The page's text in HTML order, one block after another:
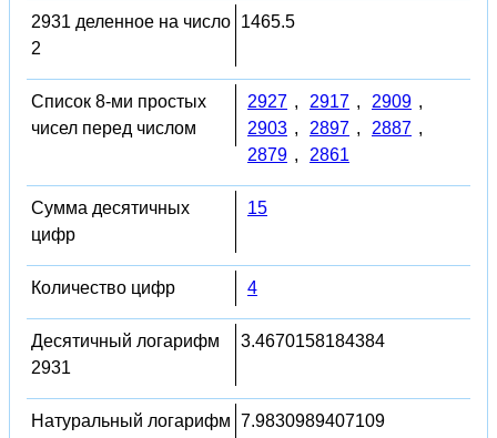
2931 деленное на число
2
1465.5
Список 8-ми простых
чисел перед числом
2927 , 2917 , 2909 ,
2903 , 2897 , 2887 ,
2879 , 2861
Сумма десятичных
цифр
15
Количество цифр 4
Десятичный логарифм
2931
3.4670158184384
Натуральный логарифм 7.9830989407109